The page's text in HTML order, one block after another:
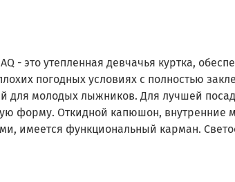
AQ - это утепленная девчачья куртка,
погодных условиях с полностью
для молодых лыжников. Для лучшей
форму. Откидной капюшон, внутренние
имеется функциональный карман.